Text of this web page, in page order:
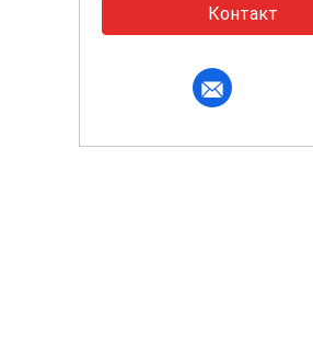
Контакт